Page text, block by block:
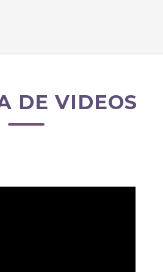
DE VIDEOS